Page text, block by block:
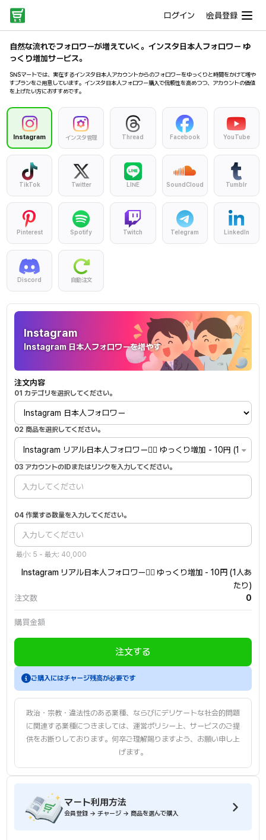
ログイン 会員登録
自然な流れでフォロワーが増えていく。インスタ日本人フォロワー ゆ
っくり増加サービス。
SNSマートでは、実在するインスタ日本人アカウントからのフォロワーをゆっくりと時間をかけて増や
すプランをご用意しています。インスタ日本人フォロワー購入で信頼性を高めつつ、アカウントの価値
を上げたい方におすすめです。
Instagram インスタ管理 Thread Facebook YouTube
TikTok Twitter LINE SoundCloud Tumblr
Pinterest Spotify Twitch Telegram LinkedIn
Discord 自動注文
マート利用方法
会員登録 → チャージ → 商品を選んで購入
Instagram
Instagram
Instagram 日本人フォロワーを増やす
注文内容
01 カテゴリを選択してください。
02 商品を選択してください。
Instagram リアル日本人フォロワー🙆‍♂️ ゆっくり増加 - 10円 (1人あた
03 アカウントのIDまたはリンクを入力してください。
04 作業する数量を入力してください。
最小: 5 - 最大: 40,000
Instagram リアル日本人フォロワー🙆‍♂️ ゆっくり増加 - 10円 (1人あ
たり)
注文数
0
購買金額
注文する
ご購入にはチャージ残高が必要です
会員登録後、チャージしてからご注文ください。
政治・宗教・違法性のある業種、ならびにデリケートな社会的問題
に関連する業種につきましては、運営ポリシー上、サービスのご提
供をお断りしております。何卒ご理解賜りますよう、お願い申し上
げます。